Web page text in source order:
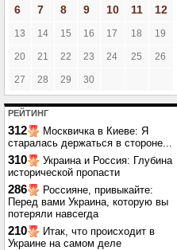
6
7 8 9 10 11 12
13 14 15 16 17 18 19
20 21 22 23 24 25 26
27 28 29 30
РЕЙТИНГ
312
Москвичка в Киеве: Я
старалась держаться в стороне...
310
Украина и Россия: Глубина
исторической пропасти
286
Россияне, привыкайте:
Перед вами Украина, которую вы
потеряли навсегда
210
Итак, что происходит в
Украине на самом деле